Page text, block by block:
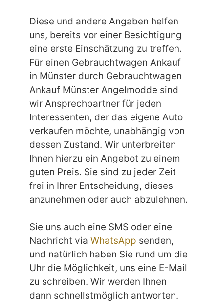
Diese und andere Angaben helfen
uns, bereits vor einer Besichtigung
eine erste Einschätzung zu treffen.
Für einen Gebrauchtwagen Ankauf
in Münster durch Gebrauchtwagen
Ankauf Münster Angelmodde sind
wir Ansprechpartner für jeden
Interessenten, der das eigene Auto
verkaufen möchte, unabhängig von
dessen Zustand. Wir unterbreiten
Ihnen hierzu ein Angebot zu einem
guten Preis. Sie sind zu jeder Zeit
frei in Ihrer Entscheidung, dieses
anzunehmen oder auch abzulehnen.
Sie uns auch eine SMS oder eine
Nachricht via WhatsApp senden,
und natürlich haben Sie rund um die
Uhr die Möglichkeit, uns eine E-Mail
zu schreiben. Wir werden Ihnen
dann schnellstmöglich antworten.